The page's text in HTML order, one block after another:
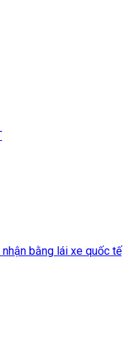
bằng lái xe quốc tế